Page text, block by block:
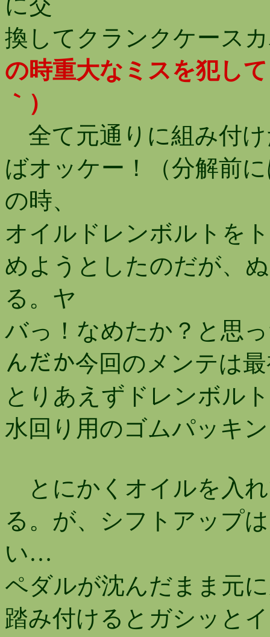
換してクランクケース
の時重大なミスを犯し
｀）
全て元通りに組み付
ばオッケー！（分解前
の時、
オイルドレンボルトを
めようとしたのだが、
る。ヤ
バっ！なめたか？と思
んだか今回のメンテは
とりあえずドレンボル
水回り用のゴムパッキ
とにかくオイルを入
る。が、シフトアップ
い…
ペダルが沈んだまま元
踏み付けるとガシッと